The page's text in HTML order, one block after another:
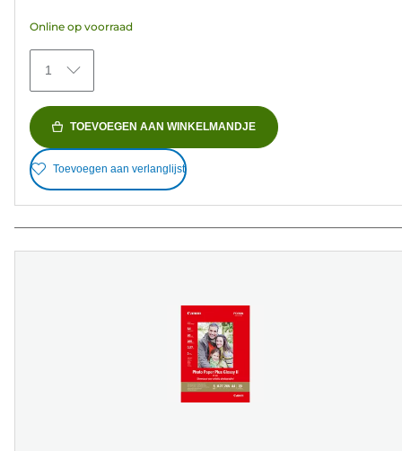
sterren.
41
beoordelingen
Online op voorraad
1
TOEVOEGEN AAN WINKELMANDJE
Toevoegen aan verlanglijst